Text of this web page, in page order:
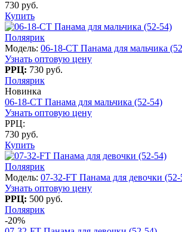
730 руб.
Купить
Поляярик
Модель: 06-18-CT Панама для мальчика
Узнать оптовую цену
РРЦ: 730 руб.
Поляярик
Новинка
06-18-CT Панама для мальчика (52-54)
Узнать оптовую цену
РРЦ:
730 руб.
Купить
Поляярик
Модель: 07-32-FT Панама для девочки (52-
Узнать оптовую цену
РРЦ: 500 руб.
Поляярик
-20%